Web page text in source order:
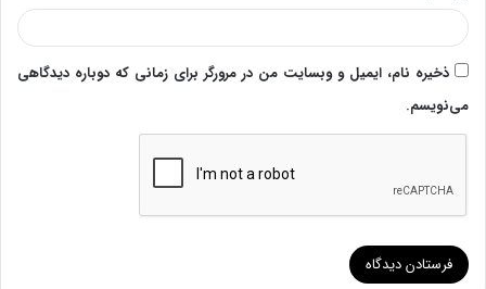
ذخیره نام، ایمیل و وبسایت من در مرورگر برای زمانی که دوباره دیدگاهی
می‌نویسم.